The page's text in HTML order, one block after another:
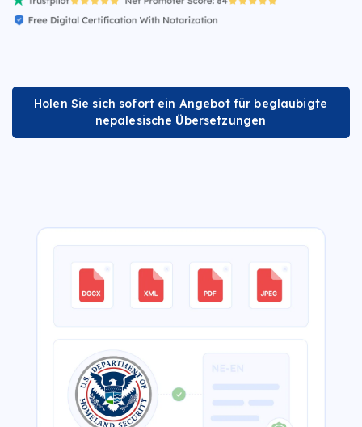
Holen Sie sich sofort ein Angebot für beglaubigte
nepalesische Übersetzungen